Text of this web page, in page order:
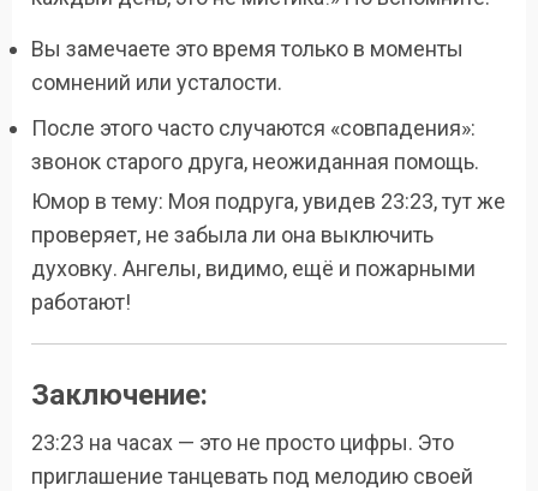
Вы замечаете это время только в моменты
сомнений или усталости.
После этого часто случаются «совпадения»:
звонок старого друга, неожиданная помощь.
Юмор в тему: Моя подруга, увидев 23:23, тут же
проверяет, не забыла ли она выключить
духовку. Ангелы, видимо, ещё и пожарными
работают!
Заключение:
23:23 на часах — это не просто цифры. Это
приглашение танцевать под мелодию своей